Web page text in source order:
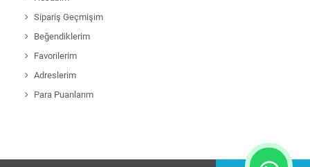
Sipariş Geçmişim
Beğendiklerim
Favorilerim
Adreslerim
Para Puanlarım